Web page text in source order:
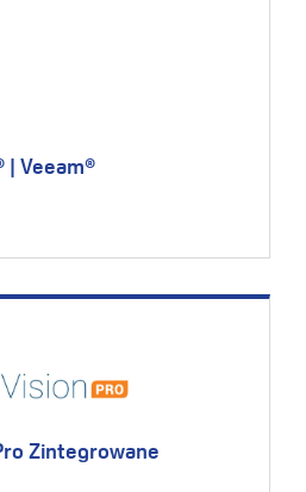
| Veeam®
Zintegrowane